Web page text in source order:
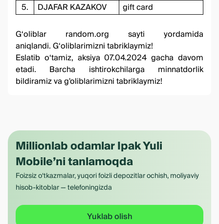
5.
DJAFAR KAZAKOV
gift card
G‘oliblar random.org sayti yordamida
aniqlandi. G‘oliblarimizni tabriklaymiz!
Eslatib o‘tamiz, aksiya 07.04.2024 gacha davom
etadi. Barcha ishtirokchilarga minnatdorlik
bildiramiz va g'oliblarimizni tabriklaymiz!
Millionlab odamlar Ipak Yuli
Mobile’ni tanlamoqda
Foizsiz o‘tkazmalar, yuqori foizli depozitlar ochish, moliyaviy
hisob-kitoblar — telefoningizda
Yuklab olish